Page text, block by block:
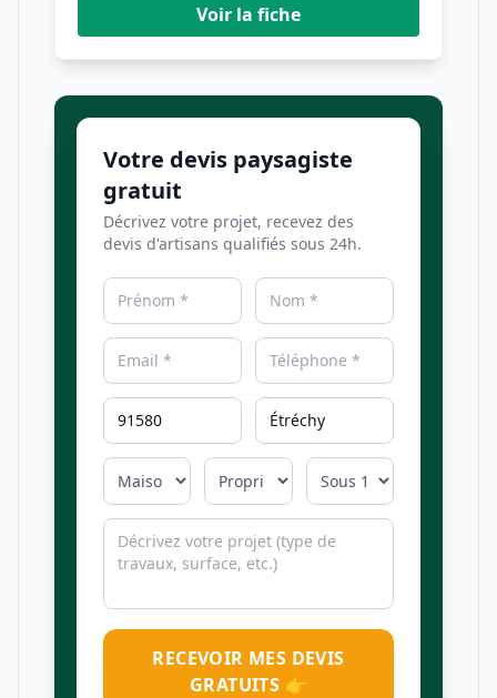
Voir la fiche
Votre devis paysagiste
gratuit
Décrivez votre projet, recevez des
devis d'artisans qualifiés sous 24h.
RECEVOIR MES DEVIS
GRATUITS 👉